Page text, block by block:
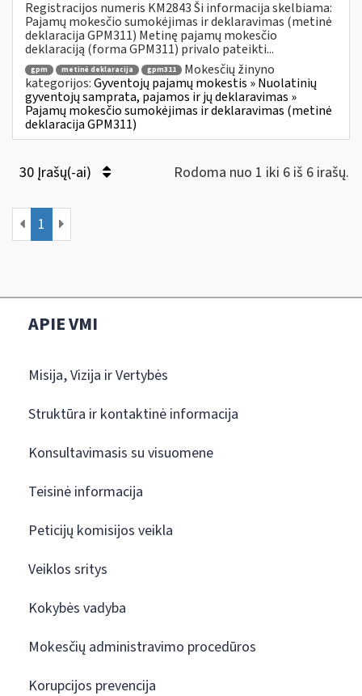
Registracijos numeris KM2843 Ši informacija skelbiama:
Pajamų mokesčio sumokėjimas ir deklaravimas (metinė
deklaracija GPM311) Metinę pajamų mokesčio
deklaraciją (forma GPM311) privalo pateikti...
gpm metinė deklaracija gpm311
Mokesčių žinyno
kategorijos:Gyventojų pajamų mokestis » Nuolatinių
gyventojų samprata, pajamos ir jų deklaravimas »
Pajamų mokesčio sumokėjimas ir deklaravimas (metinė
deklaracija GPM311)
30 Įrašų(-ai) Rodoma nuo 1 iki 6 iš 6 irašų.
1
APIE VMI
Misija, Vizija ir Vertybės
Struktūra ir kontaktinė informacija
Konsultavimasis su visuomene
Teisinė informacija
Peticijų komisijos veikla
Veiklos sritys
Kokybės vadyba
Mokesčių administravimo procedūros
Korupcijos prevencija